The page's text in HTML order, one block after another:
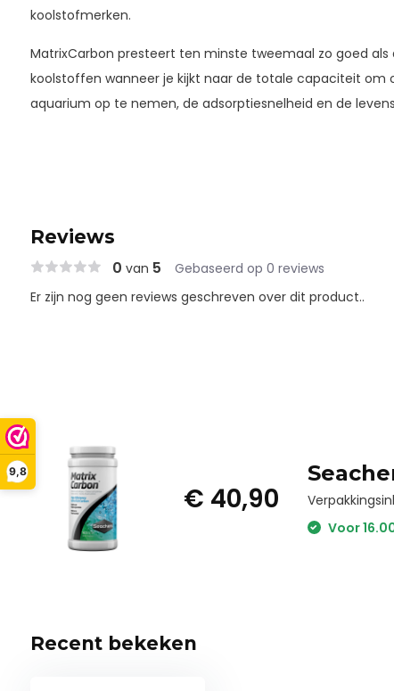
9,8
koolstofmerken.
MatrixCarbon presteert ten minste tweemaal zo goed
koolstoffen wanneer je kijkt naar de totale capaciteit om
aquarium op te nemen, de adsorptiesnelheid en de
Reviews
0 van 5 Gebaseerd op 0 reviews
Er zijn nog geen reviews geschreven over dit product..
€ 40,90
Voor
Recent bekeken